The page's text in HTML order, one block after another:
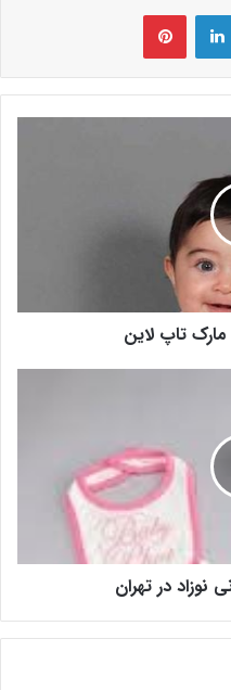
لینکدین ‫پین‌ترست
تاپ لاین
در تهران